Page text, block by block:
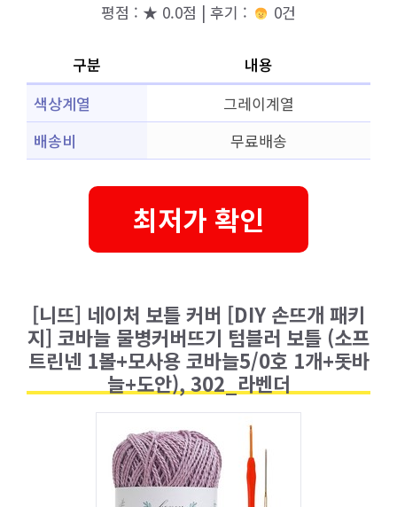
평점 : ★ 0.0점 | 후기 : 0건
구분
내용
색상계열
그레이계열
배송비
무료배송
최저가 확인
[니뜨] 네이처 보틀 커버 [DIY 손뜨개 패키
지] 코바늘 물병커버뜨기 텀블러 보틀 (소프
트린넨 1볼+모사용 코바늘5/0호 1개+돗바
늘+도안), 302_라벤더